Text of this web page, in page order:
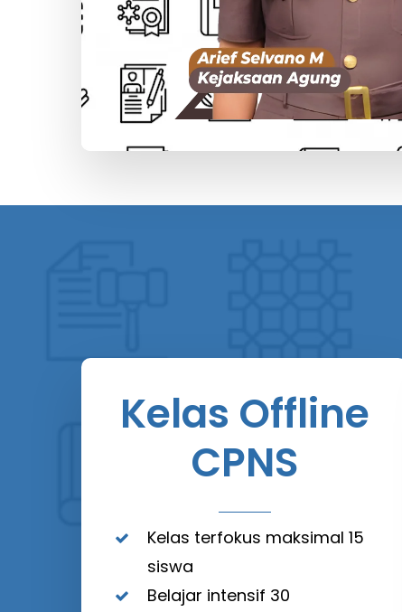
Kelas Offline
CPNS
Kelas terfokus maksimal 15
siswa
Belajar intensif 30